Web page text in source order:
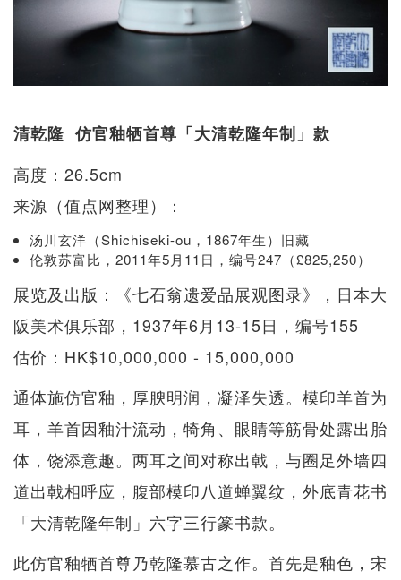
清乾隆 仿官釉牺首尊「大清乾隆年制」款
高度：26.5cm
来源（值点网整理）：
汤川玄洋（Shichiseki-ou，1867年生）旧藏
伦敦苏富比，2011年5月11日，编号247（£825,250）
展览及出版：《七石翁遗爱品展观图录》，日本大
阪美术俱乐部，1937年6月13-15日，编号155
估价：HK$10,000,000 - 15,000,000
通体施仿官釉，厚腴明润，凝泽失透。模印羊首为
耳，羊首因釉汁流动，犄角、眼睛等筋骨处露出胎
体，饶添意趣。两耳之间对称出戟，与圈足外墙四
道出戟相呼应，腹部模印八道蝉翼纹，外底青花书
「大清乾隆年制」六字三行篆书款。
此仿官釉牺首尊乃乾隆慕古之作。首先是釉色，宋